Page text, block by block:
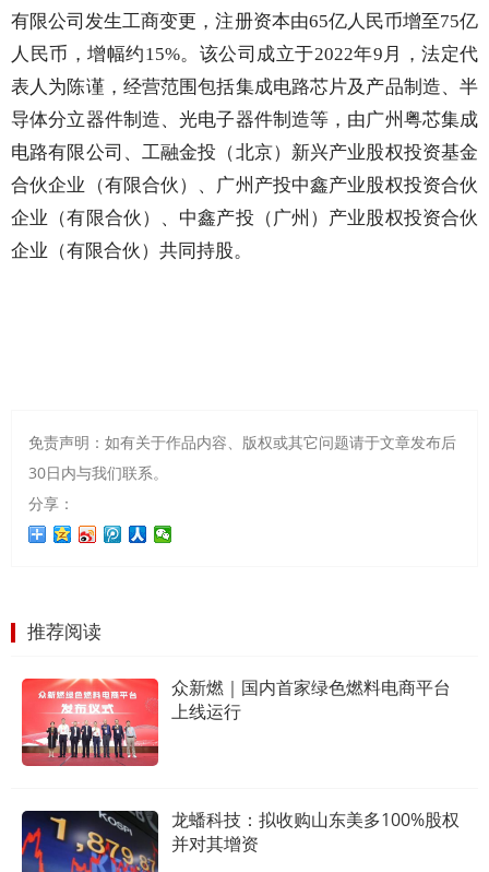
有限公司发生工商变更，注册资本由65亿人民币增至75亿
人民币，增幅约15%。该公司成立于2022年9月，法定代
表人为陈谨，经营范围包括集成电路芯片及产品制造、半
导体分立器件制造、光电子器件制造等，由广州粤芯集成
电路有限公司、工融金投（北京）新兴产业股权投资基金
合伙企业（有限合伙）、广州产投中鑫产业股权投资合伙
企业（有限合伙）、中鑫产投（广州）产业股权投资合伙
企业（有限合伙）共同持股。
免责声明：如有关于作品内容、版权或其它问题请于文章发布后
30日内与我们联系。
分享：
推荐阅读
众新燃｜国内首家绿色燃料电商平台
上线运行
龙蟠科技：拟收购山东美多100%股权
并对其增资